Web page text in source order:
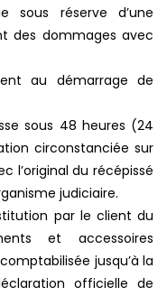
sous réserve d’une
des dommages avec
au démarrage de
sous 48 heures (24
circonstanciée sur
l’original du récépissé
judiciaire.
par le client du
et accessoires
jusqu’à la
officielle de